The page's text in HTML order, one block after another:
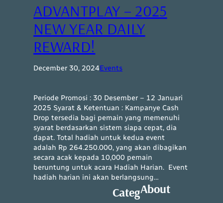
ADVANTPLAY – 2025
NEW YEAR DAILY
REWARD!
December 30, 2024Events
Periode Promosi : 30 Desember – 12 Januari
2025 Syarat & Ketentuan : Kampanye Cash
Drop tersedia bagi pemain yang memenuhi
syarat berdasarkan sistem siapa cepat, dia
dapat. Total hadiah untuk kedua event
adalah Rp 264.250.000, yang akan dibagikan
secara acak kepada 10,000 pemain
beruntung untuk acara Hadiah Harian. Event
hadiah harian ini akan berlangsung…
CategAbout